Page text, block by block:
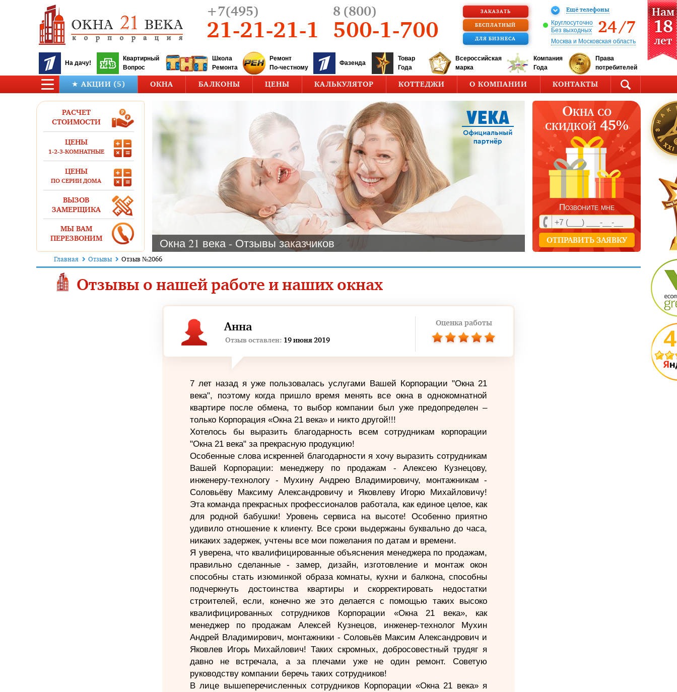
+7(495)
21-21-21-1
8 (800)
500-1-700
ЗАКАЗАТЬ
ЗВОНОК
БЕСПЛАТНЫЙ
ЗАМЕР
ДЛЯ БИЗНЕСА
Ещё телефоны
24/7
Круглосуточно
Без выходных
Москва и Московская область
Нам
18
лет
На дачу!
Квартирный
Вопрос
Школа
Ремонта
Ремонт
По-честному
Фазенда
Товар
Года
Всероссийская
марка
Компания
Года
Права
потребителей
★ АКЦИИ (5) ОКНА БАЛКОНЫ ЦЕНЫ КАЛЬКУЛЯТОР КОТТЕДЖИ О КОМПАНИИ КОНТАКТЫ
Окна со
скидкой 45%
Позвоните мне
Окна 21 века - Отзывы заказчиков
Главная Отзывы Отзыв №2066
Отзывы о нашей работе и наших окнах
Оценка работы
Анна
Отзыв оставлен: 19 июня 2019
7 лет назад я уже пользовалась услугами Вашей Корпорации "Окна 21
века", поэтому когда пришло время менять все окна в однокомнатной
квартире после обмена, то выбор компании был уже предопределен –
только Корпорация «Окна 21 века» и никто другой!!!
Хотелось бы выразить благодарность всем сотрудникам корпорации
"Окна 21 века" за прекрасную продукцию!
Особенные слова искренней благодарности я хочу выразить сотрудникам
Вашей Корпорации: менеджеру по продажам - Алексею Кузнецову,
инженеру-технологу - Мухину Андрею Владимировичу, монтажникам -
Соловьёву Максиму Александровичу и Яковлеву Игорю Михайловичу!
Эта команда прекрасных профессионалов работала, как единое целое, как
для родной бабушки! Уровень сервиса на высоте! Особенно приятно
удивило отношение к клиенту. Все сроки выдержаны буквально до часа,
никаких задержек, учтены все мои пожелания по датам и времени.
Я уверена, что квалифицированные объяснения менеджера по продажам,
правильно сделанные - замер, дизайн, изготовление и монтаж окон
способны стать изюминкой образа комнаты, кухни и балкона, способны
подчеркнуть достоинства квартиры и скорректировать недостатки
строителей, если, конечно же это делается с помощью таких высоко
квалифицированных сотрудников Корпорации «Окна 21 века», как
менеджер по продажам Алексей Кузнецов, инженер-технолог Мухин
Андрей Владимирович, монтажники - Соловьёв Максим Александрович и
Яковлев Игорь Михайлович! Таких скромных, добросовестный трудяг я
давно не встречала, а за плечами уже не один ремонт. Советую
руководству компании беречь таких сотрудников!
В лице вышеперечисленных сотрудников Корпорации «Окна 21 века» я
РАСЧЕТ
СТОИМОСТИ
ЦЕНЫ
1-2-3-КОМНАТНЫЕ
ЦЕНЫ
ПО СЕРИИ ДОМА
ВЫЗОВ
ЗАМЕРЩИКА
МЫ ВАМ
ПЕРЕЗВОНИМ